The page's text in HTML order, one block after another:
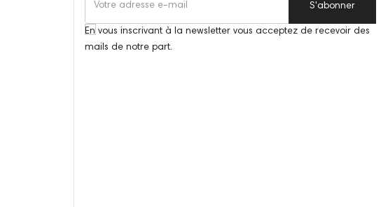
S'abonner
En vous inscrivant à la newsletter vous acceptez de recevoir des
mails de notre part.